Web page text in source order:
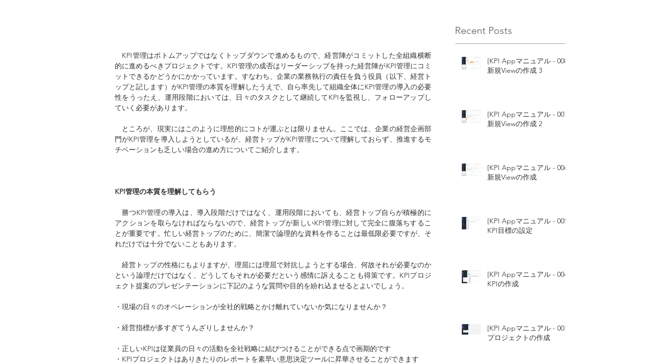
KPI管理はボトムアップではなくトップダウンで進めるもので、経営陣がコミットした全組織横断
的に進めるべきプロジェクトです。KPI管理の成否はリーダーシップを持った経営陣がKPI管理にコミ
ットできるかどうかにかかっています。すなわち、企業の業務執行の責任を負う役員（以下、経営ト
ップと記します）がKPI管理の本質を理解したうえで、自ら率先して組織全体にKPI管理の導入の必要
性をうったえ、運用段階においては、日々のタスクとして継続してKPIを監視し、フォローアップし
ていく必要があります。
ところが、現実にはこのように理想的にコトが運ぶとは限りません。ここでは、企業の経営企画部
門がKPI管理を導入しようとしているが、経営トップがKPI管理について理解しておらず、推進するモ
チベーションも乏しい場合の進め方についてご紹介します。
KPI管理の本質を理解してもらう
勝つKPI管理の導入は、導入段階だけではなく、運用段階においても、経営トップ自らが積極的に
アクションを取らなければならないので、経営トップが新しいKPI管理に対して完全に腹落ちするこ
とが重要です。忙しい経営トップのために、簡潔で論理的な資料を作ることは最低限必要ですが、そ
れだけでは十分でないこともあります。
経営トップの性格にもよりますが、理屈には理屈で対抗しようとする場合、何故それが必要なのか
という論理だけではなく、どうしてもそれが必要だという感情に訴えることも得策です。KPIプロジ
ェクト提案のプレゼンテーションに下記のような質問や目的を紛れ込ませるとよいでしょう。
・現場の日々のオペレーションが全社的戦略とかけ離れていないか気になりませんか？
・経営指標が多すぎてうんざりしませんか？
・正しいKPIは従業員の日々の活動を全社戦略に結びつけることができる点で画期的です
・KPIプロジェクトはありきたりのレポートを素早い意思決定ツールに昇華させることができます
Recent Posts
[KPI Appマニュアル - 008]
新規Viewの作成 3
[KPI Appマニュアル - 007]
新規Viewの作成 2
[KPI Appマニュアル - 006]
新規Viewの作成
[KPI Appマニュアル - 005]
KPI目標の設定
[KPI Appマニュアル - 004]
KPIの作成
[KPI Appマニュアル - 003]
プロジェクトの作成